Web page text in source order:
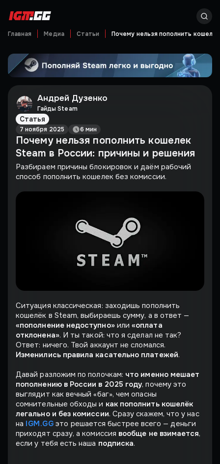
Главная Медиа Статьи Почему нельзя пополнить
Андрей Дузенко
Гайды Steam
Статья
7 ноября 2025 6 мин
Почему нельзя пополнить кошелек
Steam в России: причины и решения
Разбираем причины блокировок и даём рабочий
способ пополнить кошелек без комиссии.
Ситуация классическая: заходишь пополнить
кошелёк в Steam, выбираешь сумму, а в ответ —
«пополнение недоступно»или«оплата
отклонена». И ты такой: что я сделал не так?
Ответ: ничего. Твой аккаунт не сломался.
Изменились правила касательно платежей.
Давай разложим по полочкам: что именно мешает
пополнению в России в 2025 году, почему это
выглядит как вечный «баг», чем опасны
сомнительные обходы и как пополнить кошелёк
легально и без комиссии. Сразу скажем, что у нас
на IGM.GG это решается быстрее всего — деньги
приходят сразу, а комиссия вообще не взимается,
если у тебя есть наша подписка.